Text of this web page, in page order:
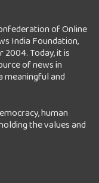
of Online
India Foundation,
2004. Today, it is
of news in
meaningful and
human
the values and